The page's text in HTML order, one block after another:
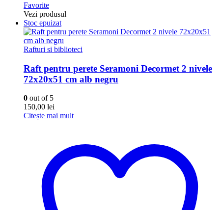
Favorite
Vezi produsul
Stoc epuizat
Rafturi si biblioteci
Raft pentru perete Seramoni Decormet 2 nivele
72x20x51 cm alb negru
0 out of 5
150,00 lei
Citește mai mult